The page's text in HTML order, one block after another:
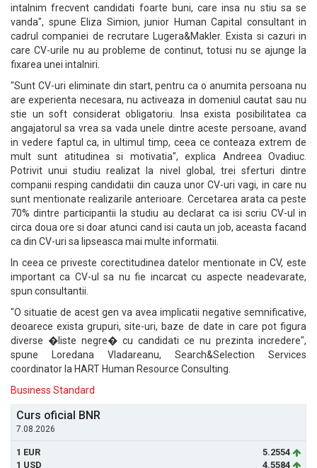
intalnim frecvent candidati foarte buni, care insa nu stiu sa se
vanda", spune Eliza Simion, junior Human Capital consultant in
cadrul companiei de recrutare Lugera&Makler. Exista si cazuri in
care CV-urile nu au probleme de continut, totusi nu se ajunge la
fixarea unei intalniri.
"Sunt CV-uri eliminate din start, pentru ca o anumita persoana nu
are experienta necesara, nu activeaza in domeniul cautat sau nu
stie un soft considerat obligatoriu. Insa exista posibilitatea ca
angajatorul sa vrea sa vada unele dintre aceste persoane, avand
in vedere faptul ca, in ultimul timp, ceea ce conteaza extrem de
mult sunt atitudinea si motivatia", explica Andreea Ovadiuc.
Potrivit unui studiu realizat la nivel global, trei sferturi dintre
companii resping candidatii din cauza unor CV-uri vagi, in care nu
sunt mentionate realizarile anterioare. Cercetarea arata ca peste
70% dintre participantii la studiu au declarat ca isi scriu CV-ul in
circa doua ore si doar atunci cand isi cauta un job, aceasta facand
ca din CV-uri sa lipseasca mai multe informatii.
In ceea ce priveste corectitudinea datelor mentionate in CV, este
important ca CV-ul sa nu fie incarcat cu aspecte neadevarate,
spun consultantii.
"O situatie de acest gen va avea implicatii negative semnificative,
deoarece exista grupuri, site-uri, baze de date in care pot figura
diverse �liste negre� cu candidati ce nu prezinta incredere",
spune Loredana Vladareanu, Search&Selection Services
coordinator la HART Human Resource Consulting.
Business Standard
Curs oficial BNR
7.08.2026
1 EUR
5.2554
1 USD
4.5584